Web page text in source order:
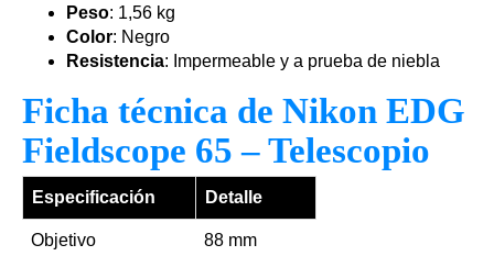
Peso: 1,56 kg
Color: Negro
Resistencia: Impermeable y a prueba de niebla
Ficha técnica de Nikon EDG
Fieldscope 65 – Telescopio
Especificación Detalle
Objetivo 88 mm